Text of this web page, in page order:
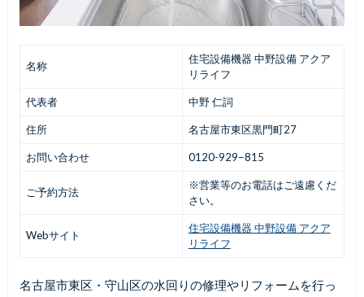
名称
住宅設備機器 中野設備 アクア
リライフ
代表者 中野 仁詞
住所 名古屋市東区黒門町27
お問い合わせ 0120-929−815
ご予約方法
※営業等のお電話はご遠慮くだ
さい。
Webサイト
住宅設備機器 中野設備 アクア
リライフ
名古屋市東区・守山区の水回りの修理やリフォームを行っ